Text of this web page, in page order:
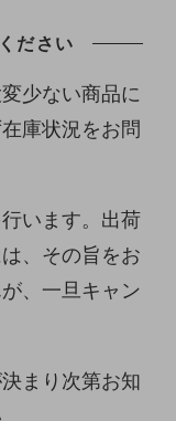
ださい
少ない商品に
庫状況をお問
います。出荷
、その旨をお
、一旦キャン
まり次第お知